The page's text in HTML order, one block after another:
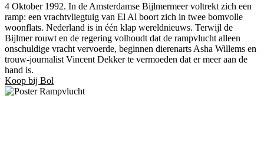
4 Oktober 1992. In de Amsterdamse Bijlmermeer voltrekt zich een
ramp: een vrachtvliegtuig van El Al boort zich in twee bomvolle
woonflats. Nederland is in één klap wereldnieuws. Terwijl de
Bijlmer rouwt en de regering volhoudt dat de rampvlucht alleen
onschuldige vracht vervoerde, beginnen dierenarts Asha Willems en
trouw-journalist Vincent Dekker te vermoeden dat er meer aan de
hand is.
Koop bij Bol